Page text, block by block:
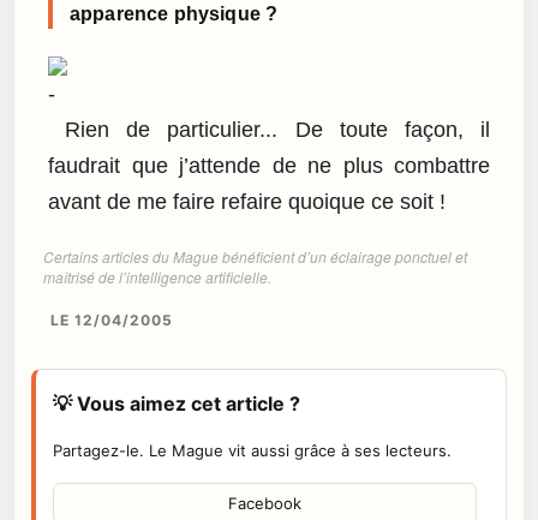
apparence physique ?
Rien de particulier... De toute façon, il
faudrait que j’attende de ne plus combattre
avant de me faire refaire quoique ce soit !
Certains articles du Mague bénéficient d’un éclairage ponctuel et
maîtrisé de l’intelligence artificielle.
LE 12/04/2005
💡 Vous aimez cet article ?
Partagez-le. Le Mague vit aussi grâce à ses lecteurs.
Facebook